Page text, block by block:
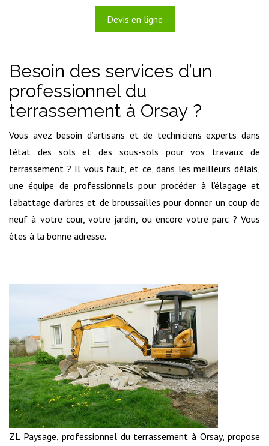
Devis en ligne
Besoin des services d’un
professionnel du
terrassement à Orsay ?
Vous avez besoin d’artisans et de techniciens experts dans
l’état des sols et des sous-sols pour vos travaux de
terrassement ? Il vous faut, et ce, dans les meilleurs délais,
une équipe de professionnels pour procéder à l’élagage et
l’abattage d’arbres et de broussailles pour donner un coup de
neuf à votre cour, votre jardin, ou encore votre parc ? Vous
êtes à la bonne adresse.
ZL Paysage, professionnel du terrassement à Orsay, propose